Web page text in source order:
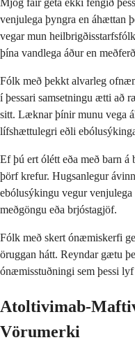
venjulega þyngra en áhættan
vegar mun
þína vandlega áður en
Fólk með þekkt alvarleg
í þessari samsetningu ætti að
sitt. Læknar þínir munu vega
lífshættulegri eðli
Ef þú ert ólétt eða með barn
þörf krefur. Hugsanlegur
ebólusýkingu vegur
meðgöngu eða brjóstagjöf.
Fólk með skert ónæmiskerfi
öruggan hátt. Reyndar gætu
ónæmisstuðningi sem þessi
Atoltivimab-
Vörumerki